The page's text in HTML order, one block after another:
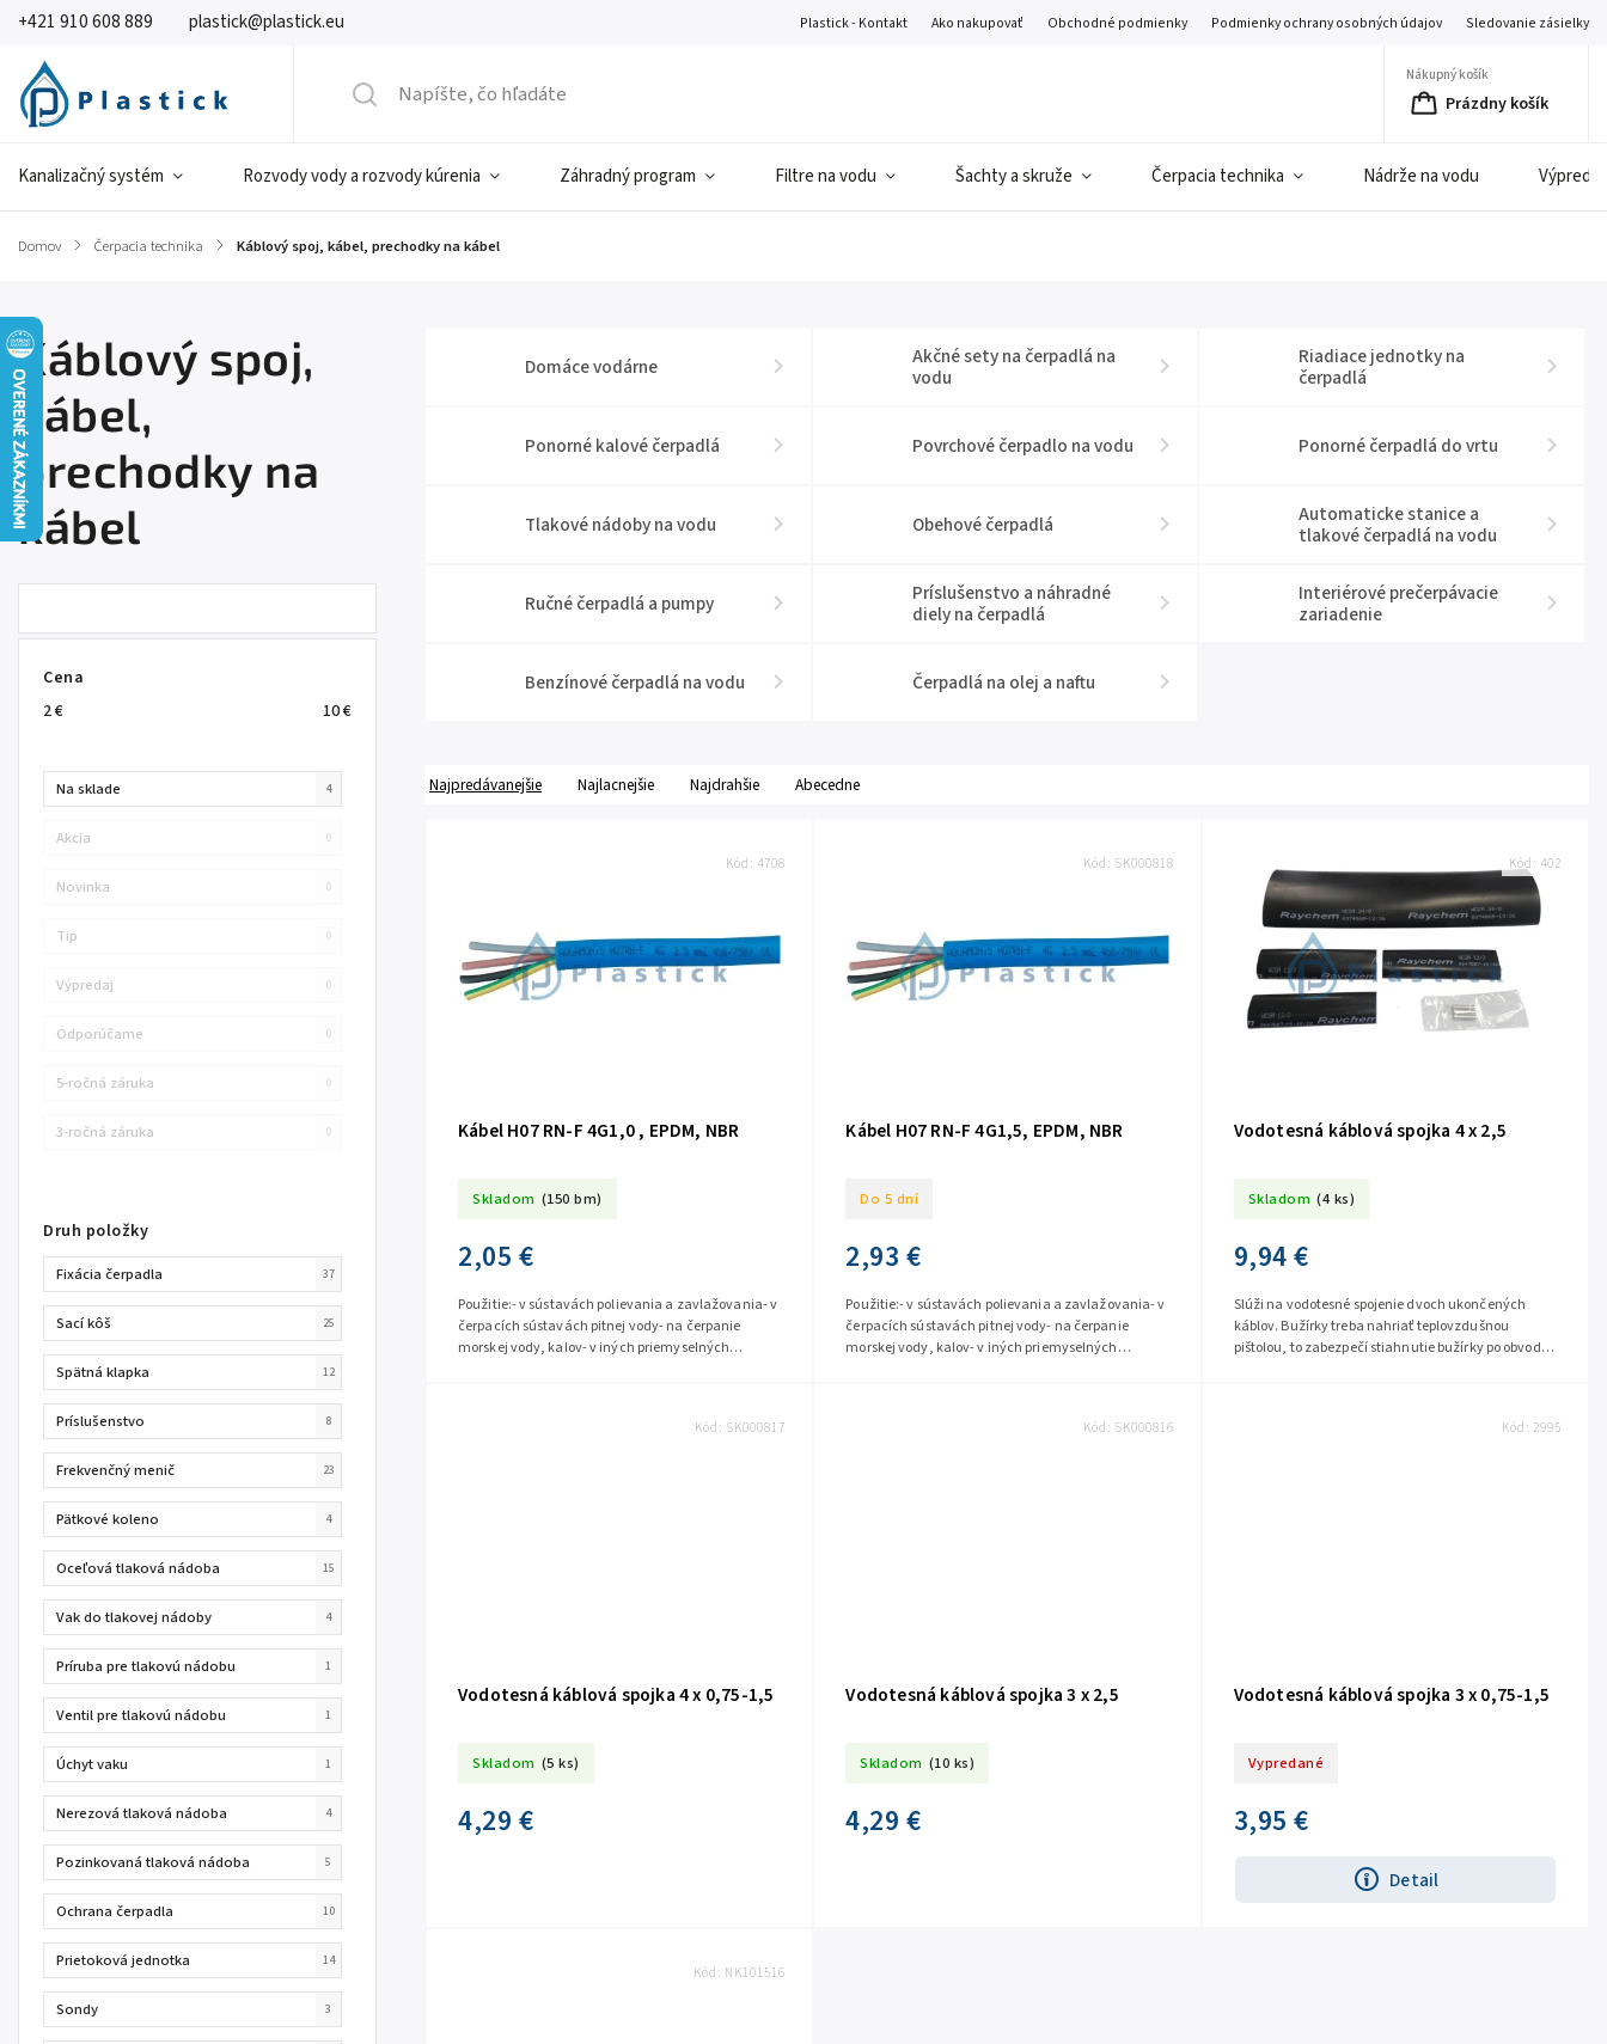
+421 910 608 889 plastick@plastick.eu Plastick - Kontakt Ako nakupovať Obchodné podmienky Podmienky ochrany osobných údajov Sledovanie zásielky
Nákupný košík
Prázdny košík
Kanalizačný systém Rozvody vody a rozvody kúrenia Záhradný program Filtre na vodu Šachty a skruže Čerpacia technika Nádrže na vodu
Domov / Čerpacia technika / Káblový spoj, kábel, prechodky na kábel
Káblový spoj,
kábel,
prechodky na
kábel
Cena
2€ 10€
Na sklade 4
Akcia 0
Novinka 0
Tip 0
Výpredaj 0
Odporúčame 0
5-ročná záruka 0
3-ročná záruka 0
Druh položky
Fixácia čerpadla 37
Sací kôš 25
Spätná klapka 12
Príslušenstvo 8
Frekvenčný menič 23
Pätkové koleno 4
Oceľová tlaková nádoba 15
Vak do tlakovej nádoby 4
Príruba pre tlakovú nádobu 1
Ventil pre tlakovú nádobu 1
Úchyt vaku 1
Nerezová tlaková nádoba 4
Pozinkovaná tlaková nádoba 5
Ochrana čerpadla 10
Prietoková jednotka 14
Sondy 3
Domáce vodárne
Akčné sety na čerpadlá na
vodu
Riadiace jednotky na
čerpadlá
Ponorné kalové čerpadlá Povrchové čerpadlo na vodu Ponorné čerpadlá do vrtu
Tlakové nádoby na vodu Obehové čerpadlá
Automaticke stanice a
tlakové čerpadlá na vodu
Ručné čerpadlá a pumpy
Príslušenstvo a náhradné
diely na čerpadlá
Interiérové prečerpávacie
zariadenie
Benzínové čerpadlá na vodu Čerpadlá na olej a naftu
Najpredávanejšie Najlacnejšie Najdrahšie Abecedne
Kábel H07 RN-F 4G1,0 , EPDM, NBR
Skladom (150 bm)
2,05 €
Použitie:- v sústavách polievania a zavlažovania- v
čerpacích sústavách pitnej vody- na čerpanie
morskej vody, kalov- v iných priemyselných
Kód: 4708
Kábel H07 RN-F 4G1,5, EPDM, NBR
Do 5 dní
2,93 €
Použitie:- v sústavách polievania a zavlažovania- v
čerpacích sústavách pitnej vody- na čerpanie
morskej vody, kalov- v iných priemyselných
Kód: SK000818
Vodotesná káblová spojka 4 x 2,5
Skladom (4 ks)
9,94 €
Slúži na vodotesné spojenie dvoch ukončených
káblov. Bužírky treba nahriať teplovzdušnou
pištolou, to zabezpečí stiahnutie bužírky po obvode
Kód: 402
Vodotesná káblová spojka 4 x 0,75-1,5
Skladom (5 ks)
4,29 €
Kód: SK000817
Vodotesná káblová spojka 3 x 2,5
Skladom (10 ks)
4,29 €
Kód: SK000816
Vodotesná káblová spojka 3 x 0,75-1,5
Vypredané
3,95 €
Detail
Kód: 2995
Kód: NK101516